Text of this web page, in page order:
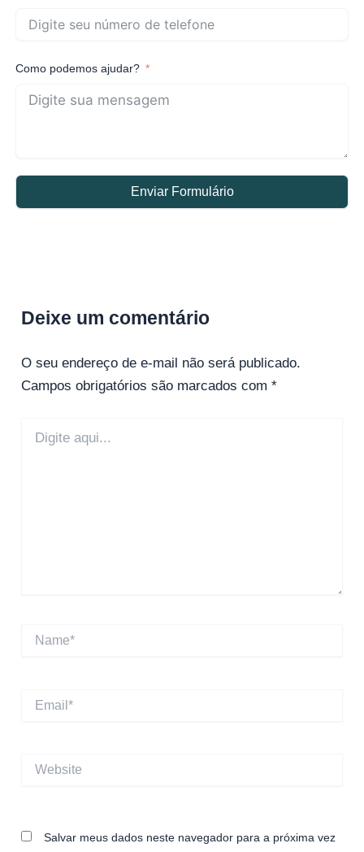
Como podemos ajudar?
Enviar Formulário
Deixe um comentário
O seu endereço de e-mail não será publicado.
Campos obrigatórios são marcados com*
aqui...
Website
Salvar meus dados neste navegador para a próxima vez